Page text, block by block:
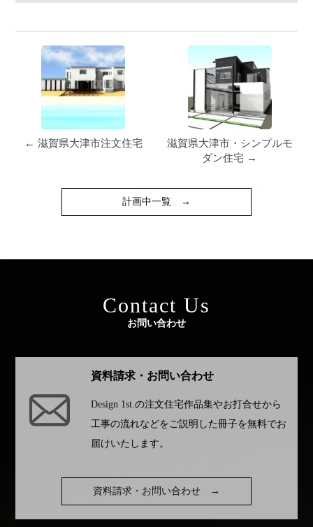
← 滋賀県大津市注文住宅
滋賀県大津市・シンプルモ
ダン住宅 →
計画中一覧 →
Contact Us
お問い合わせ
資料請求・お問い合わせ
Design 1st.の注文住宅作品集やお打合せから
工事の流れなどをご説明した冊子を無料でお
届けいたします。
資料請求・お問い合わせ →